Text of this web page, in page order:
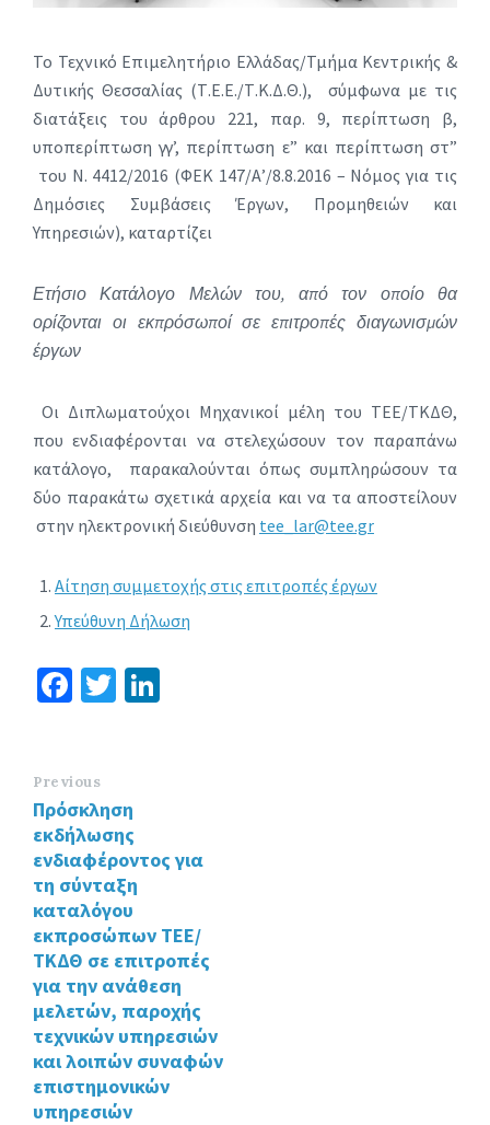
Το Τεχνικό Επιμελητήριο Ελλάδας/Τμήμα Κεντρικής &
Δυτικής Θεσσαλίας (Τ.Ε.Ε./Τ.Κ.Δ.Θ.), σύμφωνα με τις
διατάξεις του άρθρου 221, παρ. 9, περίπτωση β,
υποπερίπτωση γγ’, περίπτωση ε” και περίπτωση στ”
του Ν. 4412/2016 (ΦΕΚ 147/Α’/8.8.2016 – Νόμος για τις
Δημόσιες Συμβάσεις Έργων, Προμηθειών και
Υπηρεσιών), καταρτίζει
Ετήσιο Κατάλογο Μελών του, από τον οποίο θα
ορίζονται οι εκπρόσωποί σε επιτροπές διαγωνισμών
έργων
Οι Διπλωματούχοι Μηχανικοί μέλη του ΤΕΕ/ΤΚΔΘ,
που ενδιαφέρονται να στελεχώσουν τον παραπάνω
κατάλογο, παρακαλούνται όπως συμπληρώσουν τα
δύο παρακάτω σχετικά αρχεία και να τα αποστείλουν
στην ηλεκτρονική διεύθυνση tee_lar@tee.gr
Αίτηση συμμετοχής στις επιτροπές έργων
Υπεύθυνη Δήλωση
Fa
o
o
k
T
Previous
Πρόσκληση
εκδήλωσης
ενδιαφέροντος για
τη σύνταξη
καταλόγου
εκπροσώπων ΤΕΕ/
ΤΚΔΘ σε επιτροπές
για την ανάθεση
μελετών, παροχής
τεχνικών υπηρεσιών
και λοιπών συναφών
επιστημονικών
υπηρεσιών